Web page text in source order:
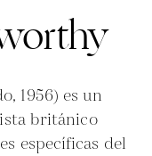
1956) es un
británico
específicas del